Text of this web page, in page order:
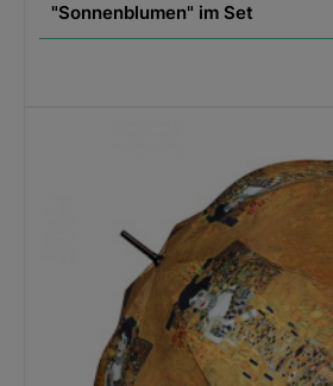
"Sonnenblumen" im Set